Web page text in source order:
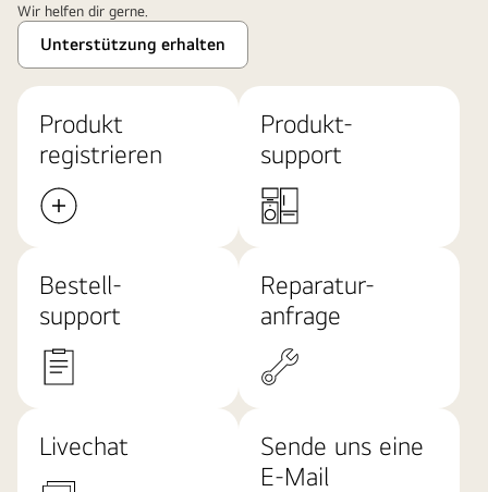
Wir helfen dir gerne.
Unterstützung erhalten
Produkt
registrieren
Produkt-
support
Bestell-
support
Reparatur-
anfrage
Livechat
Sende uns eine
E-Mail